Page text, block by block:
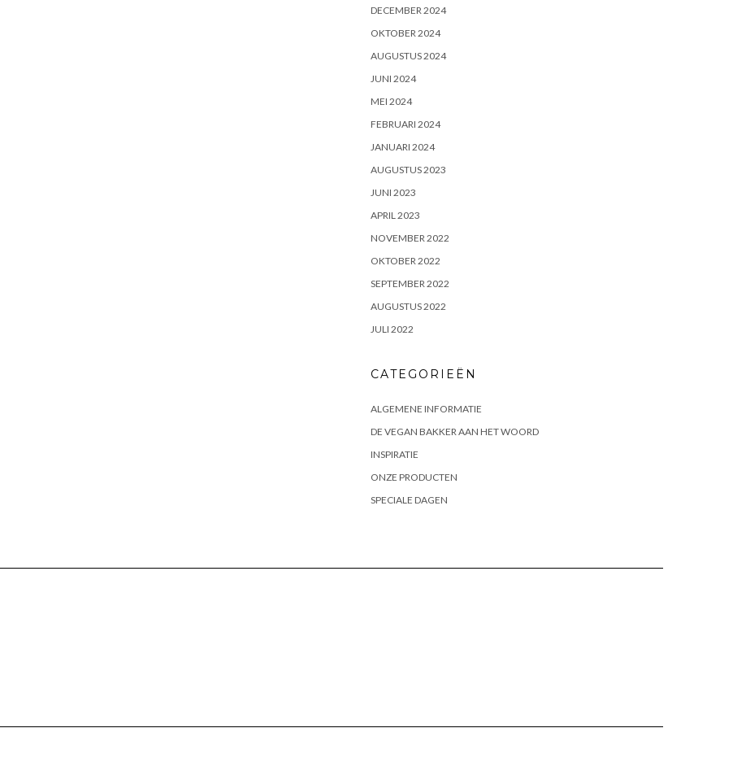
DECEMBER 2024
OKTOBER 2024
AUGUSTUS 2024
JUNI 2024
MEI 2024
FEBRUARI 2024
JANUARI 2024
AUGUSTUS 2023
JUNI 2023
APRIL 2023
NOVEMBER 2022
OKTOBER 2022
SEPTEMBER 2022
AUGUSTUS 2022
JULI 2022
CATEGORIEËN
ALGEMENE INFORMATIE
DE VEGAN BAKKER AAN HET WOORD
INSPIRATIE
ONZE PRODUCTEN
SPECIALE DAGEN